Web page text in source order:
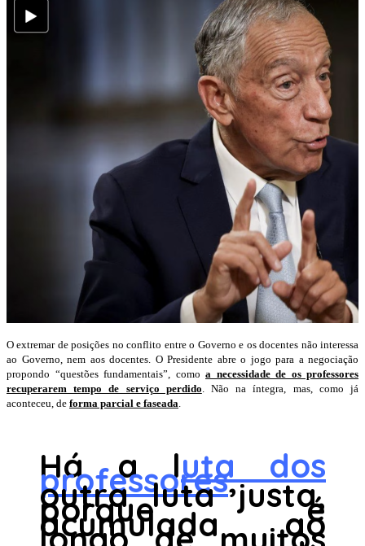
O extremar de posições no conflito entre o Governo e os docentes não interessa
ao Governo, nem aos docentes. O Presidente abre o jogo para a negociação
propondo “questões fundamentais”, como a necessidade de os professores
recuperarem tempo de serviço perdido. Não na íntegra, mas, como já
aconteceu, de forma parcial e faseada.
Há a luta dos
professores,
outra luta justa,
porque é
acumulada ao